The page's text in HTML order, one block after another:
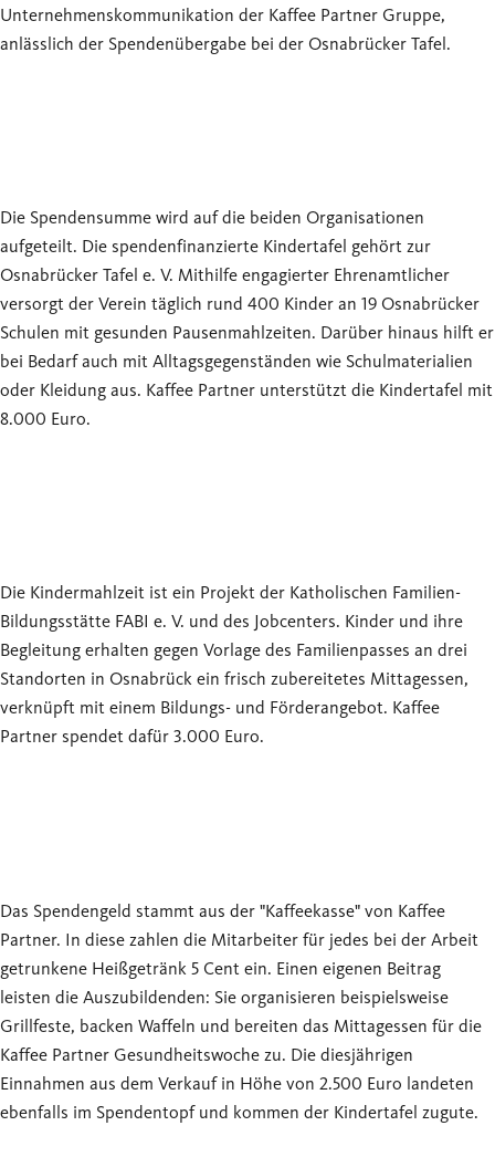
Unternehmenskommunikation der Kaffee Partner Gruppe,
anlässlich der Spendenübergabe bei der Osnabrücker Tafel.
Die Spendensumme wird auf die beiden Organisationen
aufgeteilt. Die spendenfinanzierte Kindertafel gehört zur
Osnabrücker Tafel e. V. Mithilfe engagierter Ehrenamtlicher
versorgt der Verein täglich rund 400 Kinder an 19 Osnabrücker
Schulen mit gesunden Pausenmahlzeiten. Darüber hinaus hilft er
bei Bedarf auch mit Alltagsgegenständen wie Schulmaterialien
oder Kleidung aus. Kaffee Partner unterstützt die Kindertafel mit
8.000 Euro.
Die Kindermahlzeit ist ein Projekt der Katholischen Familien-
Bildungsstätte FABI e. V. und des Jobcenters. Kinder und ihre
Begleitung erhalten gegen Vorlage des Familienpasses an drei
Standorten in Osnabrück ein frisch zubereitetes Mittagessen,
verknüpft mit einem Bildungs- und Förderangebot. Kaffee
Partner spendet dafür 3.000 Euro.
Das Spendengeld stammt aus der "Kaffeekasse" von Kaffee
Partner. In diese zahlen die Mitarbeiter für jedes bei der Arbeit
getrunkene Heißgetränk 5 Cent ein. Einen eigenen Beitrag
leisten die Auszubildenden: Sie organisieren beispielsweise
Grillfeste, backen Waffeln und bereiten das Mittagessen für die
Kaffee Partner Gesundheitswoche zu. Die diesjährigen
Einnahmen aus dem Verkauf in Höhe von 2.500 Euro landeten
ebenfalls im Spendentopf und kommen der Kindertafel zugute.